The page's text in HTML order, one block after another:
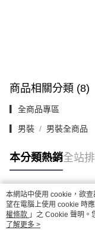
商品相關分類 (8)
▎全商品專區
▎男裝 男裝全商品
本分類熱銷全站
熱門標籤
本網站中使用 cookie，欲
望在電腦上使用 cookie 時
權條款 」之 Cookie 聲明。
用條款之 Cookie 聲明使用
了解更多 >